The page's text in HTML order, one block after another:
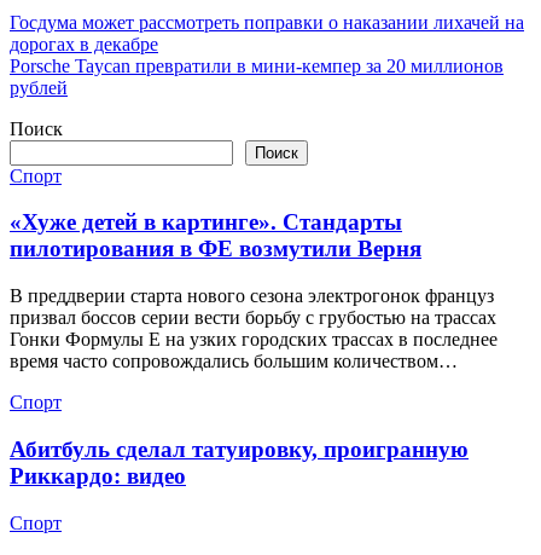
Навигация
по
записям
Госдума может рассмотреть поправки о наказании лихачей на
дорогах в декабре
Porsche Taycan превратили в мини-кемпер за 20 миллионов
рублей
Поиск
Поиск
Спорт
«Хуже детей в картинге». Стандарты
пилотирования в ФЕ возмутили Верня
В преддверии старта нового сезона электрогонок француз
призвал боссов серии вести борьбу с грубостью на трассах
Гонки Формулы Е на узких городских трассах в последнее
время часто сопровождались большим количеством…
Спорт
Абитбуль сделал татуировку, проигранную
Риккардо: видео
Спорт